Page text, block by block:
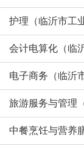
护理（临沂市工
会计电算化（临
电子商务（临沂
旅游服务与管理
中餐烹饪与营养